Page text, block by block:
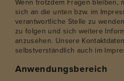
Wenn trotzdem Fragen bleiben,
sich an die unten bzw. im
verantwortliche Stelle zu
zu folgen und sich weitere
anzusehen. Unsere
selbstverständlich auch im
Anwendungsbereich